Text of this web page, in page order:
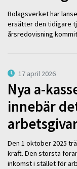
Bolagsverket har
ersätter den tidigare
årsredovisning
17 april 2026
Nya a-
innebär
Den 1 oktober 2025
kraft. Den största
inkomst i stället för